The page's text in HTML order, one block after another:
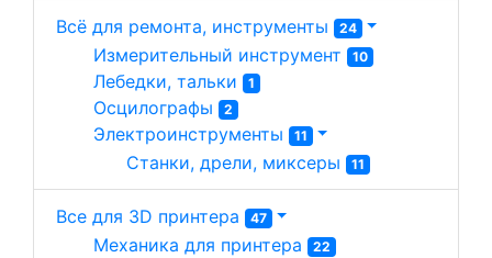
Всё для ремонта, инструменты 24
Измерительный инструмент 10
Лебедки, тальки 1
Осцилографы 2
Электроинструменты 11
Станки, дрели, миксеры 11
Все для 3D принтера 47
Механика для принтера 22